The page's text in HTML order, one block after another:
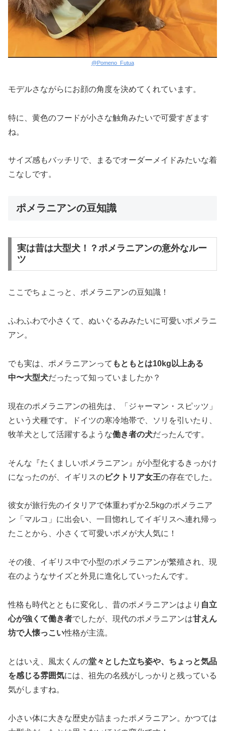
@Pomeno_Futua
モデルさながらにお顔の角度を決めてくれています。
特に、黄色のフードが小さな触角みたいで可愛すぎます
ね。
サイズ感もバッチリで、まるでオーダーメイドみたいな着
こなしです。
ポメラニアンの豆知識
実は昔は大型犬！？ポメラニアンの意外なルー
ツ
ここでちょこっと、ポメラニアンの豆知識！
ふわふわで小さくて、ぬいぐるみみたいに可愛いポメラニ
アン。
でも実は、ポメラニアンって もともとは10kg以上ある
中〜大型犬だったって知っていましたか？
現在のポメラニアンの祖先は、「ジャーマン・スピッツ」
という犬種です。ドイツの寒冷地帯で、ソリを引いたり、
牧羊犬として活躍するような働き者の犬だったんです。
そんな『たくましいポメラニアン』が小型化するきっかけ
になったのが、イギリスのビクトリア女王の存在でした。
彼女が旅行先のイタリアで体重わずか2.5kgのポメラニア
ン「マルコ」に出会い、一目惚れしてイギリスへ連れ帰っ
たことから、小さくて可愛いポメが大人気に！
その後、イギリス中で小型のポメラニアンが繁殖され、現
在のようなサイズと外見に進化していったんです。
性格も時代とともに変化し、昔のポメラニアンはより 自立
心が強くて働き者でしたが、現代のポメラニアンは甘えん
坊で人懐っこい性格が主流。
とはいえ、風太くんの堂々とした立ち姿や、ちょっと気品
を感じる雰囲気には、祖先の名残がしっかりと残っている
気がしますね。
小さい体に大きな歴史が詰まったポメラニアン。かつては